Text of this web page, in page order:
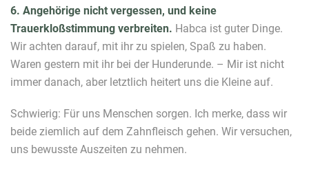
6. Angehörige nicht vergessen, und keine
Trauerkloßstimmung verbreiten. Habca ist guter Dinge.
Wir achten darauf, mit ihr zu spielen, Spaß zu haben.
Waren gestern mit ihr bei der Hunderunde. – Mir ist nicht
immer danach, aber letztlich heitert uns die Kleine auf.
Schwierig: Für uns Menschen sorgen. Ich merke, dass wir
beide ziemlich auf dem Zahnfleisch gehen. Wir versuchen,
uns bewusste Auszeiten zu nehmen.